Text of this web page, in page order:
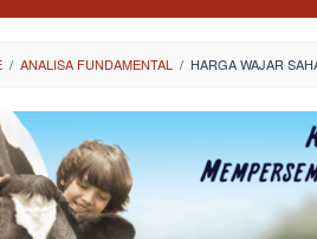
/ ANALISA FUNDAMENTAL / HARGA WAJAR